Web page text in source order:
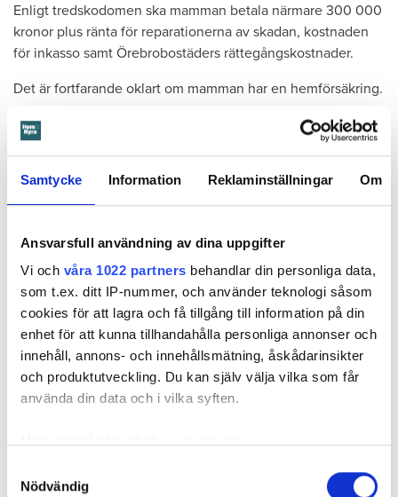
Samtycke Information Reklaminställningar Om
Ansvarsfull användning av dina uppgifter
Vi och våra 1022 partners behandlar din personliga data,
som t.ex. ditt IP-nummer, och använder teknologi såsom
cookies för att lagra och få tillgång till information på din
enhet för att kunna tillhandahålla personliga annonser och
innehåll, annons- och innehållsmätning, åskådarinsikter
och produktutveckling. Du kan själv välja vilka som får
använda din data och i vilka syften.
som kan ha en noggrannhet på upp till flera meter
Nödvändig
Enligt tredskodomen ska mamman betala närmare 300 000
kronor plus ränta för reparationerna av skadan, kostnaden
för inkasso samt Örebrobostäders rättegångskostnader.
Det är fortfarande oklart om mamman har en hemförsäkring.
reporter–Hem & Hyra, Örebro
anna.rytterbrant@hemhyra.se
010- 45 916 01
MISSA INGET FRÅN HEM & HYRA.Tryck härför att följa oss på
Facebook.
Ansvarsskyddet – en viktig del i hemförsäkringen